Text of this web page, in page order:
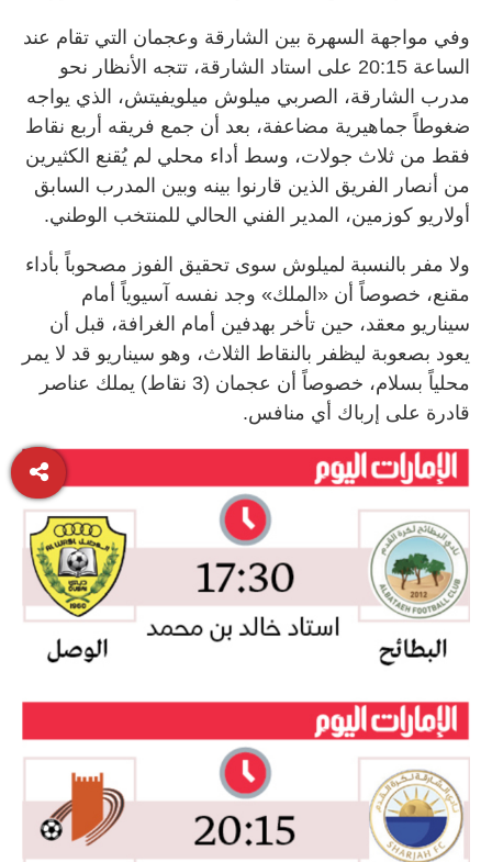
وفي مواجهة السهرة بين الشارقة وعجمان التي تقام عند
الساعة 20:15 على استاد الشارقة، تتجه الأنظار نحو
مدرب الشارقة، الصربي ميلوش ميلويفيتش، الذي يواجه
ضغوطاً جماهيرية مضاعفة، بعد أن جمع فريقه أربع نقاط
فقط من ثلاث جولات، وسط أداء محلي لم يُقنع الكثيرين
من أنصار الفريق الذين قارنوا بينه وبين المدرب السابق
أولاريو كوزمين، المدير الفني الحالي للمنتخب الوطني.
ولا مفر بالنسبة لميلوش سوى تحقيق الفوز مصحوباً بأداء
مقنع، خصوصاً أن «الملك» وجد نفسه آسيوياً أمام
سيناريو معقد، حين تأخر بهدفين أمام الغرافة، قبل أن
يعود بصعوبة ليظفر بالنقاط الثلاث، وهو سيناريو قد لا يمر
محلياً بسلام، خصوصاً أن عجمان (3 نقاط) يملك عناصر
قادرة على إرباك أي منافس.